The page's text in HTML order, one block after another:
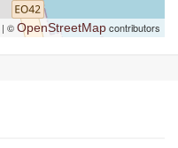
| ©OpenStreetMapcontributors